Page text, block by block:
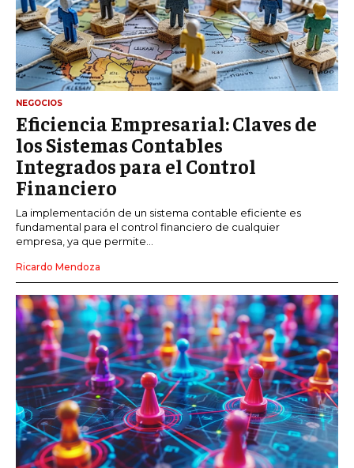
NEGOCIOS
Eficiencia Empresarial: Claves de
los Sistemas Contables
Integrados para el Control
Financiero
La implementación de un sistema contable eficiente es
fundamental para el control financiero de cualquier
empresa, ya que permite...
Ricardo Mendoza